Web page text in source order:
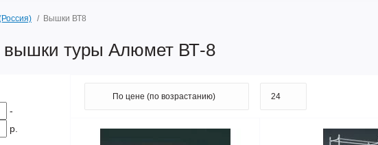
Вышки ВТ8
туры Алюмет ВТ-8
-
р.